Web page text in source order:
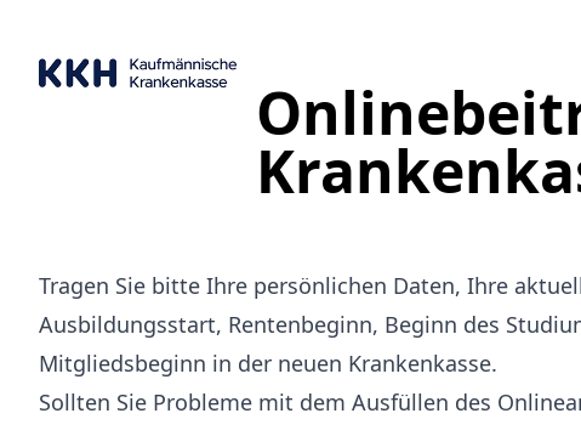
Tragen Sie bitte Ihre persönlichen Daten, Ihre
Ausbildungsstart, Rentenbeginn, Beginn des
Mitgliedsbeginn in der neuen Krankenkasse.
Sollten Sie Probleme mit dem Ausfüllen des